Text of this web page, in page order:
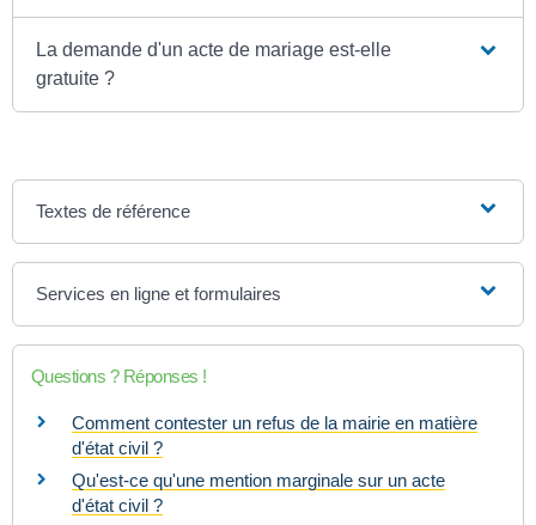
La demande d'un acte de mariage est-elle
gratuite ?
Textes de référence
Services en ligne et formulaires
Questions ? Réponses !
Comment contester un refus de la mairie en matière
d'état civil ?
Qu'est-ce qu'une mention marginale sur un acte
d'état civil ?